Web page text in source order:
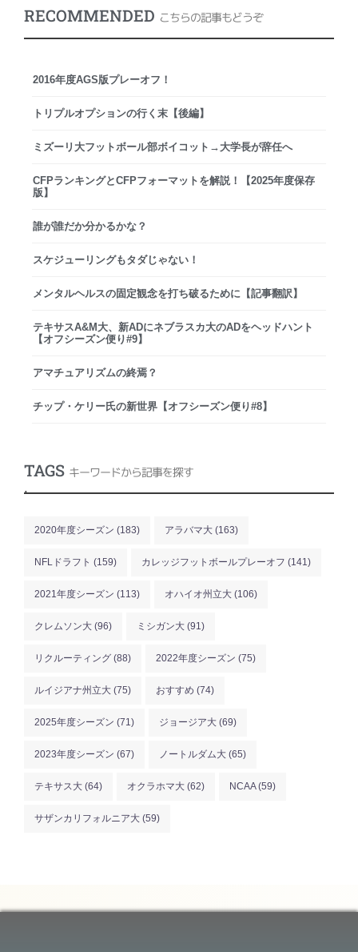
RECOMMENDED こちらの記事もどうぞ
2016年度AGS版プレーオフ！
トリプルオプションの行く末【後編】
ミズーリ大フットボール部ボイコット→大学長が辞任へ
CFPランキングとCFPフォーマットを解説！【2025年度保存
版】
誰が誰だか分かるかな？
スケジューリングもタダじゃない！
メンタルヘルスの固定観念を打ち破るために【記事翻訳】
テキサスA&M大、新ADにネブラスカ大のADをヘッドハント
【オフシーズン便り#9】
アマチュアリズムの終焉？
チップ・ケリー氏の新世界【オフシーズン便り#8】
TAGS キーワードから記事を探す
.
2020年度シーズン (183) アラバマ大 (163)
NFLドラフト (159) カレッジフットボールプレーオフ (141)
2021年度シーズン (113) オハイオ州立大 (106)
クレムソン大 (96) ミシガン大 (91)
リクルーティング (88) 2022年度シーズン (75)
ルイジアナ州立大 (75) おすすめ (74)
2025年度シーズン (71) ジョージア大 (69)
2023年度シーズン (67) ノートルダム大 (65)
テキサス大 (64) オクラホマ大 (62) NCAA(59)
サザンカリフォルニア大 (59)